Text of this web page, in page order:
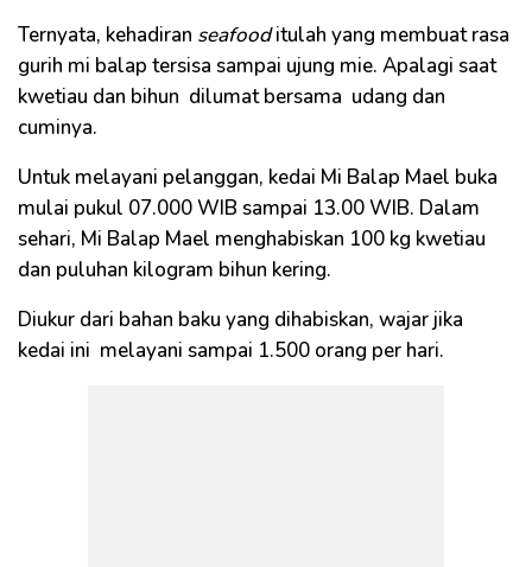
Ternyata, kehadiran seafooditulah yang membuat rasa
gurih mi balap tersisa sampai ujung mie. Apalagi saat
kwetiau dan bihun dilumat bersama udang dan
cuminya.
Untuk melayani pelanggan, kedai Mi Balap Mael buka
mulai pukul 07.000 WIB sampai 13.00 WIB. Dalam
sehari, Mi Balap Mael menghabiskan 100 kg kwetiau
dan puluhan kilogram bihun kering.
Diukur dari bahan baku yang dihabiskan, wajar jika
kedai ini melayani sampai 1.500 orang per hari.